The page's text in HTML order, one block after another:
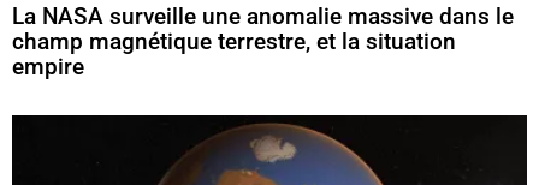
La NASA surveille une anomalie massive dans le
champ magnétique terrestre, et la situation
empire